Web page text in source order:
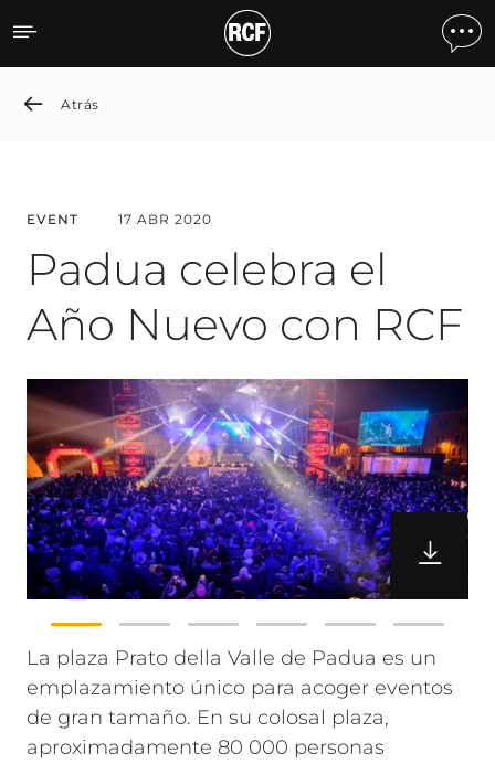
Padua Celebrates the
Atrás
EVENT 17 ABR 2020
Padua celebra el
Año Nuevo con RCF
La plaza Prato della Valle de Padua es un
emplazamiento único para acoger eventos
de gran tamaño. En su colosal plaza,
aproximadamente 80 000 personas